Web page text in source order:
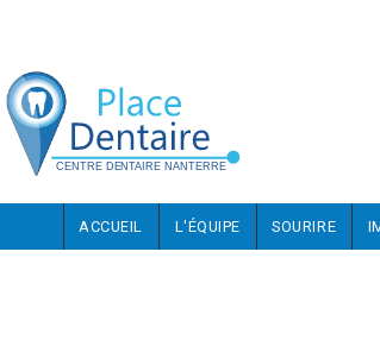
ACCUEIL L'ÉQUIPE SOURIRE